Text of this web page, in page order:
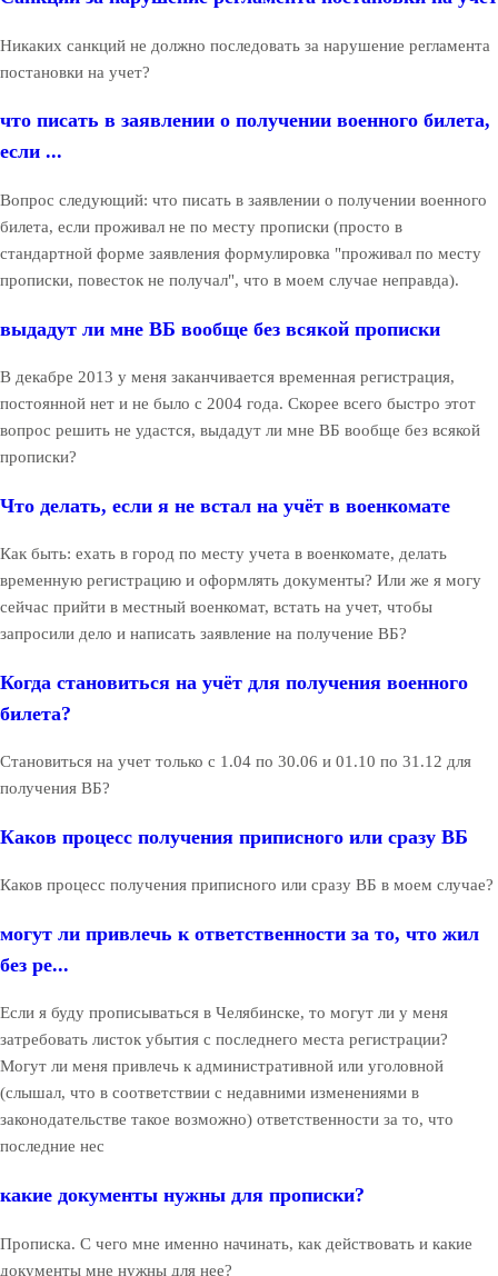
Никаких санкций не должно последовать за нарушение регламента
постановки на учет?
что писать в заявлении о получении военного билета,
если ...
Вопрос следующий: что писать в заявлении о получении военного
билета, если проживал не по месту прописки (просто в
стандартной форме заявления формулировка "проживал по месту
прописки, повесток не получал", что в моем случае неправда).
выдадут ли мне ВБ вообще без всякой прописки
В декабре 2013 у меня заканчивается временная регистрация,
постоянной нет и не было с 2004 года. Скорее всего быстро этот
вопрос решить не удастся, выдадут ли мне ВБ вообще без всякой
прописки?
Что делать, если я не встал на учёт в военкомате
Как быть: ехать в город по месту учета в военкомате, делать
временную регистрацию и оформлять документы? Или же я могу
сейчас прийти в местный военкомат, встать на учет, чтобы
запросили дело и написать заявление на получение ВБ?
Когда становиться на учёт для получения военного
билета?
Становиться на учет только с 1.04 по 30.06 и 01.10 по 31.12 для
получения ВБ?
Каков процесс получения приписного или сразу ВБ
Каков процесс получения приписного или сразу ВБ в моем случае?
могут ли привлечь к ответственности за то, что жил
без ре...
Если я буду прописываться в Челябинске, то могут ли у меня
затребовать листок убытия с последнего места регистрации?
Могут ли меня привлечь к административной или уголовной
(слышал, что в соответствии с недавними изменениями в
законодательстве такое возможно) ответственности за то, что
последние нес
какие документы нужны для прописки?
Прописка. С чего мне именно начинать, как действовать и какие
документы мне нужны для нее?